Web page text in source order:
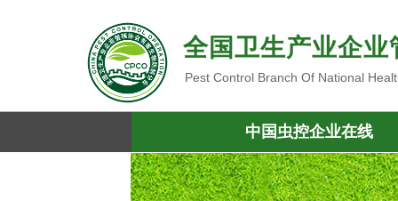
全国卫生产业企
Pest Control Branch Of National
中国虫控企业在线